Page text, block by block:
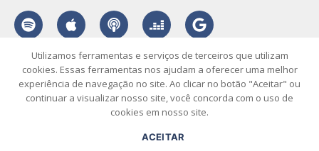
Santa Catarina – Todos os Direitos Reservados.
sobre contato envie seu projeto publicidade vídeo podcast
Utilizamos ferramentas e serviços de terceiros que utilizam
cookies. Essas ferramentas nos ajudam a oferecer uma melhor
experiência de navegação no site. Ao clicar no botão "Aceitar" ou
continuar a visualizar nosso site, você concorda com o uso de
cookies em nosso site.
ACEITAR